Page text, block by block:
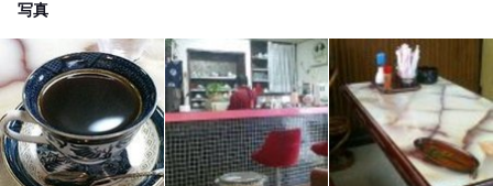
写真